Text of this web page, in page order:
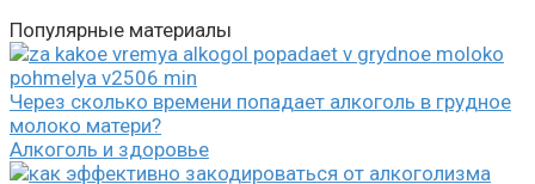
Популярные материалы
Через сколько времени попадает алкоголь в грудное
молоко матери?
Алкоголь и здоровье